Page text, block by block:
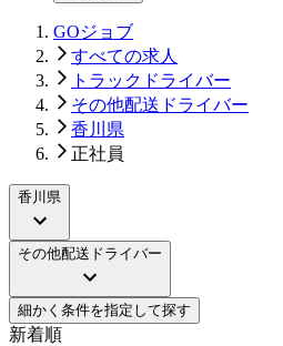
GOジョブ
すべての求人
トラックドライバー
その他配送ドライバー
香川県
正社員
香川県
その他配送ドライバー
細かく条件を指定して探す
新着順